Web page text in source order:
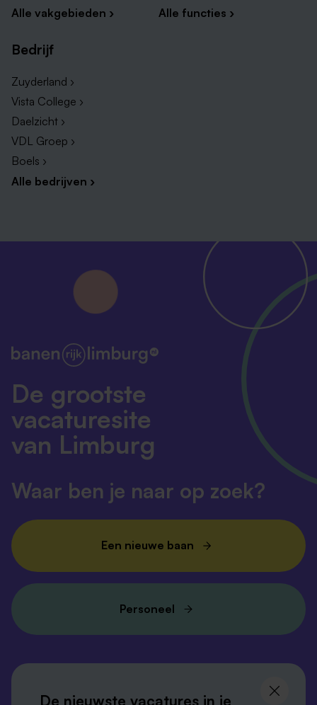
Alle vakgebieden ›
Alle functies ›
Bedrijf
Zuyderland ›
Vista College ›
Daelzicht ›
VDL Groep ›
Boels ›
Alle bedrijven ›
De grootste
vacaturesite
van Limburg
Waar ben je naar op zoek?
Een nieuwe baan
Personeel
blijf op de hoogte
De nieuwste vacatures in je